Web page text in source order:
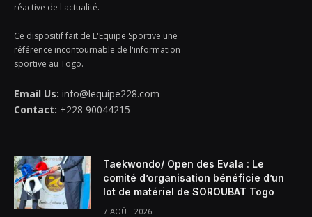
réactive de l'actualité.
Ce dispositif fait de L'Equipe Sportive une
référence incontournable de l'information
sportive au Togo.
Email Us: info@lequipe228.com
Contact: +228 90044215
Taekwondo/ Open des Evala : Le
comité d’organisation bénéficie d’un
lot de matériel de SOROUBAT Togo
7 AOÛT 2026